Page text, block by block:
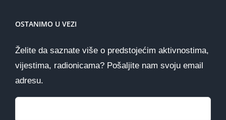
OSTANIMO U VEZI
Želite da saznate više o predstojećim aktivnostima,
vijestima, radionicama? Pošaljite nam svoju email
adresu.